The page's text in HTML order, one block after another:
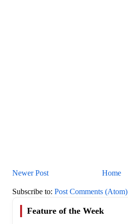
Newer Post Home
Subscribe to: Post Comments (Atom)
Feature of the Week